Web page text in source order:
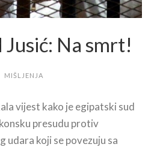
Na smrt!
MIŠLJENJA
vijest kako je egipatski sud
presudu protiv
udara koji se povezuju sa